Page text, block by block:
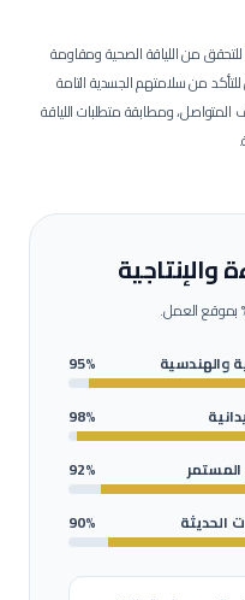
من اللياقة الصحية ومقاومة
من سلامتهم الجسدية التامة
المتواصل، ومطابقة متطلبات اللياقة
والهندسية
95%
98%
92%
الحديثة
90%